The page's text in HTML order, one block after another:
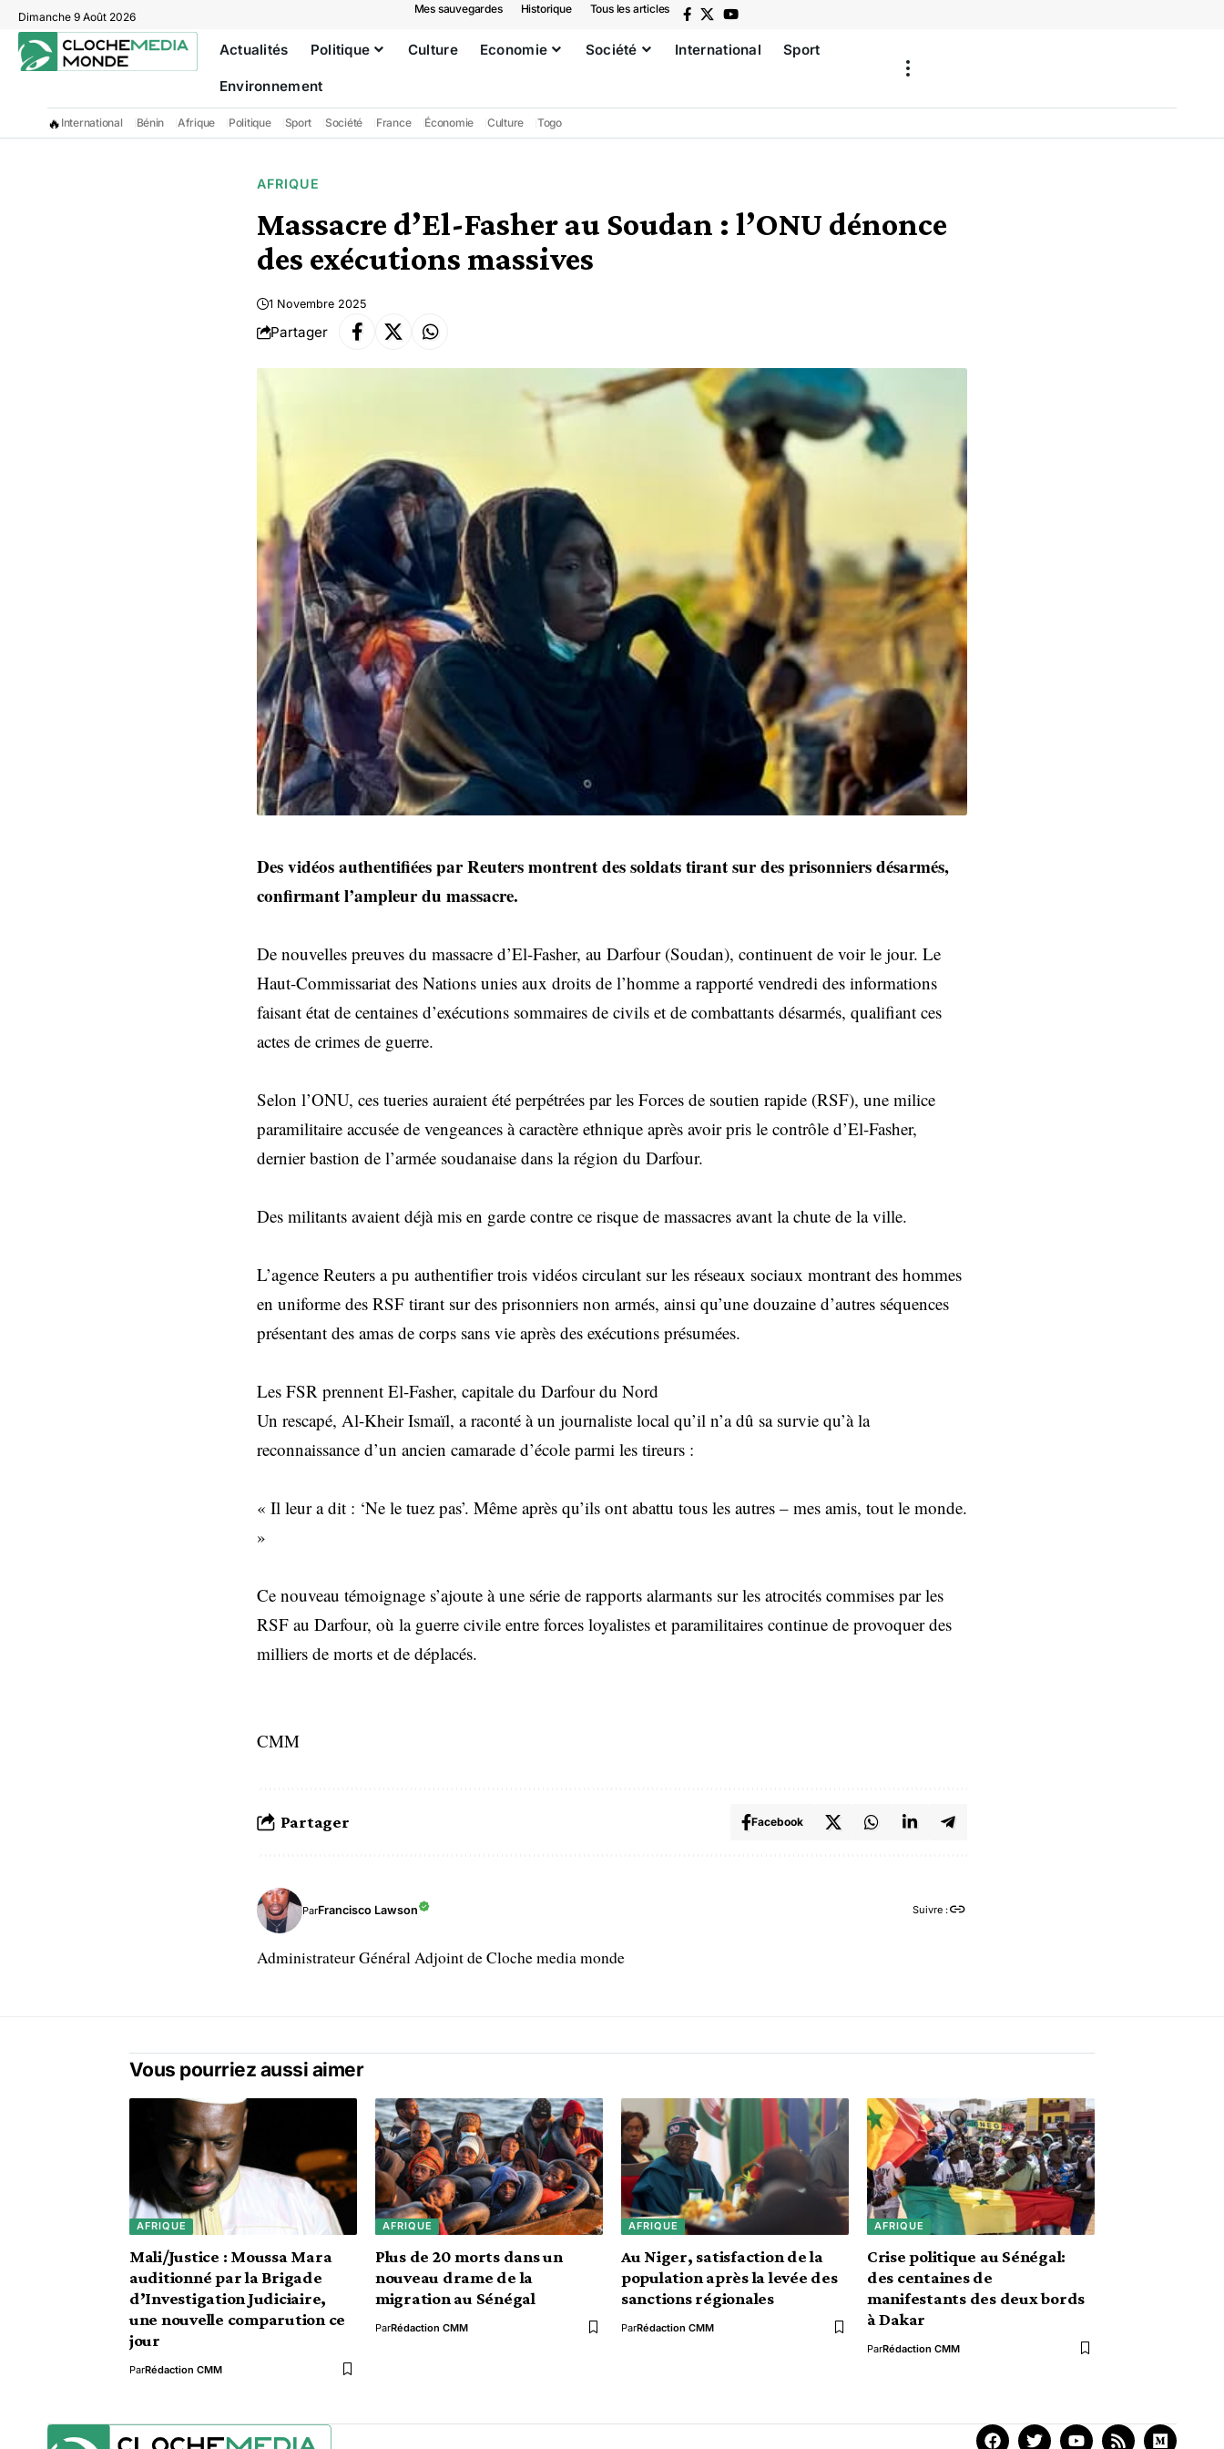
Dimanche 9 Août 2026
Mes sauvegardes Historique Tous les articles
Actualités Politique Culture Economie Société International Sport
Environnement
🔥 International Bénin Afrique Politique Sport Société France Économie Culture Togo
AFRIQUE
Massacre d’El-Fasher au Soudan : l’ONU dénonce
des exécutions massives
1 Novembre 2025
Partager
Des vidéos authentifiées par Reuters montrent des soldats tirant sur des prisonniers désarmés,
confirmant l’ampleur du massacre.
De nouvelles preuves du massacre d’El-Fasher, au Darfour (Soudan), continuent de voir le jour. Le
Haut-Commissariat des Nations unies aux droits de l’homme a rapporté vendredi des informations
faisant état de centaines d’exécutions sommaires de civils et de combattants désarmés, qualifiant ces
actes de crimes de guerre.
Selon l’ONU, ces tueries auraient été perpétrées par les Forces de soutien rapide (RSF), une milice
paramilitaire accusée de vengeances à caractère ethnique après avoir pris le contrôle d’El-Fasher,
dernier bastion de l’armée soudanaise dans la région du Darfour.
Des militants avaient déjà mis en garde contre ce risque de massacres avant la chute de la ville.
L’agence Reuters a pu authentifier trois vidéos circulant sur les réseaux sociaux montrant des hommes
en uniforme des RSF tirant sur des prisonniers non armés, ainsi qu’une douzaine d’autres séquences
présentant des amas de corps sans vie après des exécutions présumées.
Les FSR prennent El-Fasher, capitale du Darfour du Nord
Un rescapé, Al-Kheir Ismaïl, a raconté à un journaliste local qu’il n’a dû sa survie qu’à la
reconnaissance d’un ancien camarade d’école parmi les tireurs :
« Il leur a dit : ‘Ne le tuez pas’. Même après qu’ils ont abattu tous les autres – mes amis, tout le monde.
»
Ce nouveau témoignage s’ajoute à une série de rapports alarmants sur les atrocités commises par les
RSF au Darfour, où la guerre civile entre forces loyalistes et paramilitaires continue de provoquer des
milliers de morts et de déplacés.
CMM
Partager Facebook
ParFrancisco Lawson Suivre :
Administrateur Général Adjoint de Cloche media monde
Vous pourriez aussi aimer
AFRIQUE
Mali/Justice : Moussa Mara
auditionné par la Brigade
d’Investigation Judiciaire,
une nouvelle comparution ce
jour
ParRédaction CMM
AFRIQUE
Plus de 20 morts dans un
nouveau drame de la
migration au Sénégal
ParRédaction CMM
AFRIQUE
Au Niger, satisfaction de la
population après la levée des
sanctions régionales
ParRédaction CMM
AFRIQUE
Crise politique au Sénégal:
des centaines de
manifestants des deux bords
à Dakar
ParRédaction CMM